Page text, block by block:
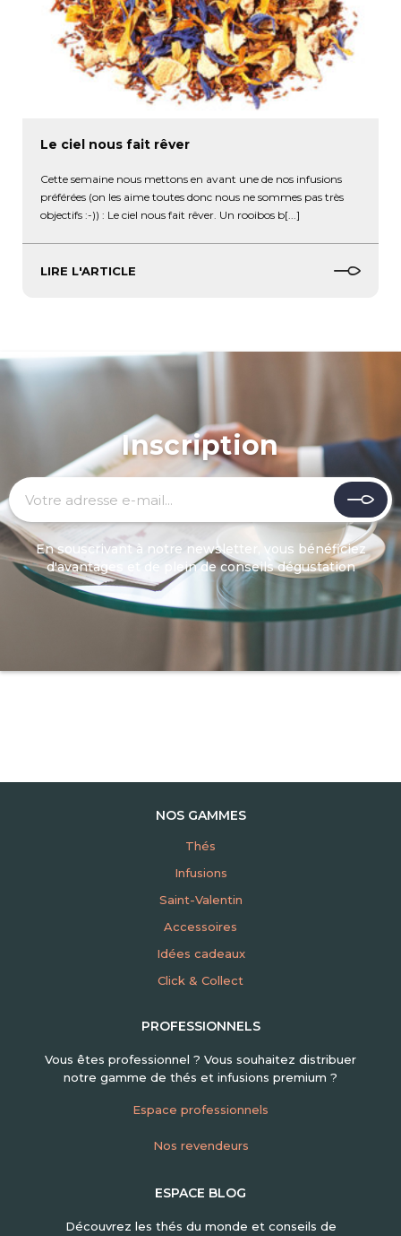
Le ciel nous fait rêver
Cette semaine nous mettons en avant une de nos infusions
préférées (on les aime toutes donc nous ne sommes pas très
objectifs :-)) : Le ciel nous fait rêver. Un rooibos b[...]
LIRE L'ARTICLE
Inscription
En souscrivant à notre newsletter, vous bénéficiez
d'avantages et de plein de conseils dégustation
NOS GAMMES
Thés
Infusions
Saint-Valentin
Accessoires
Idées cadeaux
Click & Collect
PROFESSIONNELS
Vous êtes professionnel ? Vous souhaitez distribuer
notre gamme de thés et infusions premium ?
Espace professionnels
Nos revendeurs
ESPACE BLOG
Découvrez les thés du monde et conseils de